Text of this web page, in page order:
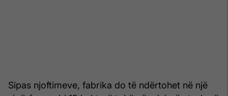
Sipas njoftimeve, fabrika do të ndërtohet në një